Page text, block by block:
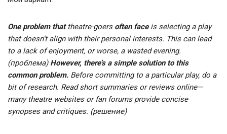
One problem that theatre-goers often faceis selecting a play
that doesn’t align with their personal interests. This can lead
to a lack of enjoyment, or worse, a wasted evening.
(проблема) However, there’s a simple solution to this
common problem. Before committing to a particular play, do a
bit of research. Read short summaries or reviews online—
many theatre websites or fan forums provide concise
synopses and critiques. (решение)